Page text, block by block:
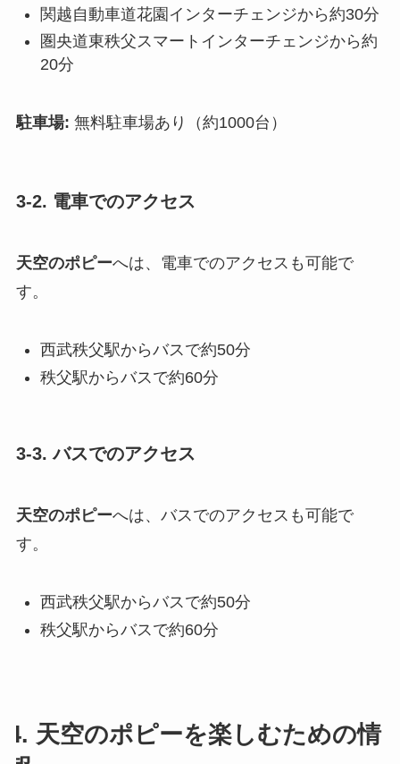
関越自動車道花園インターチェンジから約30分
圏央道東秩父スマートインターチェンジから約
20分
駐車場: 無料駐車場あり（約1000台）
3-2. 電車でのアクセス
天空のポピーへは、電車でのアクセスも可能で
す。
西武秩父駅からバスで約50分
秩父駅からバスで約60分
3-3. バスでのアクセス
天空のポピーへは、バスでのアクセスも可能で
す。
西武秩父駅からバスで約50分
秩父駅からバスで約60分
4. 天空のポピーを楽しむための情